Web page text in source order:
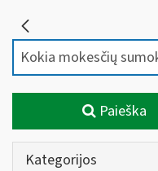
Paieška
Kategorijos